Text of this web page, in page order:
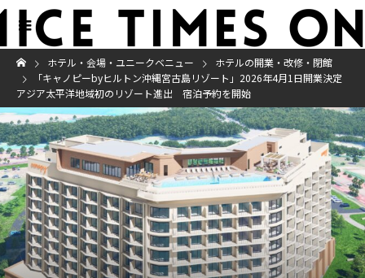
ホテル・会場・ユニークベニュー
ホテルの開業・改修・閉館
「キャノピーbyヒルトン沖縄宮古島リゾート」2026年4月1日開業決定
アジア太平洋地域初のリゾート進出 宿泊予約を開始